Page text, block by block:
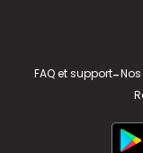
FAQ et support-